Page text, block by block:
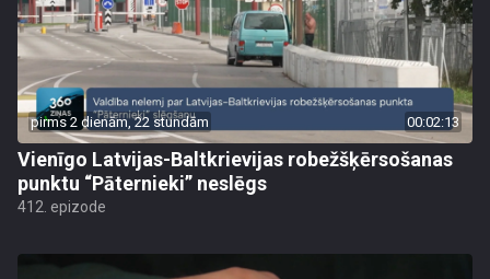
pirms 2 dienām, 22 stundām 00:02:13
Vienīgo Latvijas-Baltkrievijas robežšķērsošanas
punktu “Pāternieki” neslēgs
412. epizode